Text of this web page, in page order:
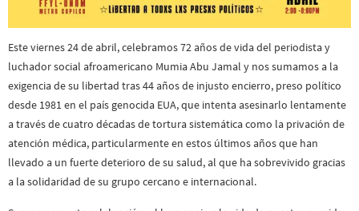
Este viernes 24 de abril, celebramos 72 años de vida del periodista y
luchador social afroamericano Mumia Abu Jamal y nos sumamos a la
exigencia de su libertad tras 44 años de injusto encierro, preso político
desde 1981 en el país genocida EUA, que intenta asesinarlo lentamente
a través de cuatro décadas de tortura sistemática como la privación de
atención médica, particularmente en estos últimos años que han
llevado a un fuerte deterioro de su salud, al que ha sobrevivido gracias
a la solidaridad de su grupo cercano e internacional.